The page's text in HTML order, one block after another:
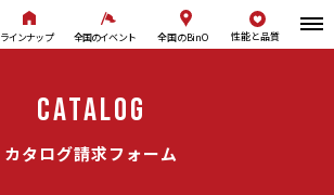
ラインナップ 全国のイベント 全国のBinO 性能と品質
CATALOG
カタログ請求フォーム